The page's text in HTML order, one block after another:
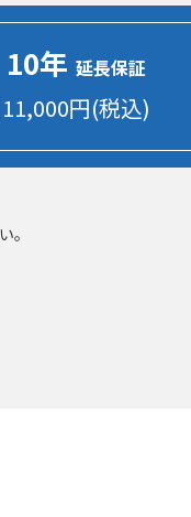
10年 延長保証
11,000円(税込)
。